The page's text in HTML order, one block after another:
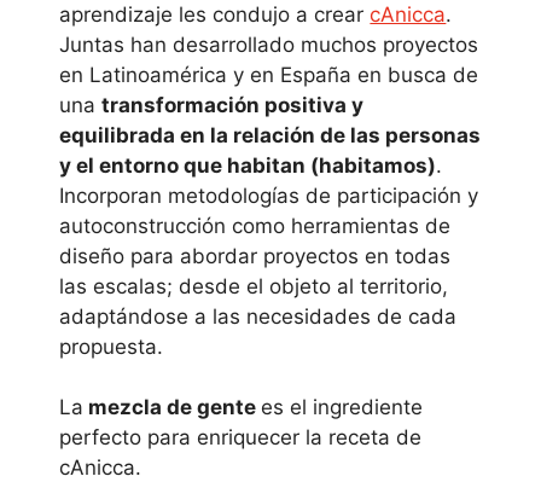
aprendizaje les condujo a crear cAnicca.
Juntas han desarrollado muchos proyectos
en Latinoamérica y en España en busca de
unatransformación positiva y
equilibrada en la relación de las personas
y el entorno que habitan (habitamos).
Incorporan metodologías de participación y
autoconstrucción como herramientas de
diseño para abordar proyectos en todas
las escalas; desde el objeto al territorio,
adaptándose a las necesidades de cada
propuesta.
La mezcla de gente es el ingrediente
perfecto para enriquecer la receta de
cAnicca.